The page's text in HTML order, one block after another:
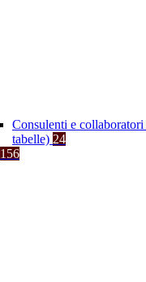
Consulenti e
tabelle) 24
156